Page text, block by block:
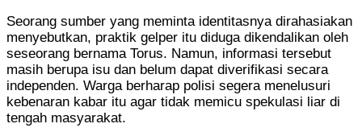
Seorang sumber yang meminta identitasnya dirahasiakan
menyebutkan, praktik gelper itu diduga dikendalikan oleh
seseorang bernama Torus. Namun, informasi tersebut
masih berupa isu dan belum dapat diverifikasi secara
independen. Warga berharap polisi segera menelusuri
kebenaran kabar itu agar tidak memicu spekulasi liar di
tengah masyarakat.